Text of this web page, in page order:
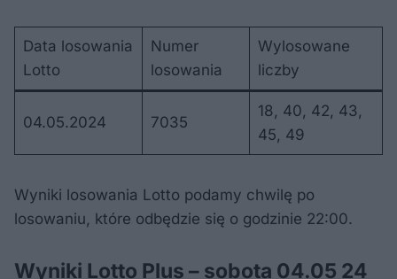
Data losowania
Lotto
Numer
losowania
Wylosowane
liczby
04.05.2024 7035
18, 40, 42, 43,
45, 49
Wyniki losowania Lotto podamy chwilę po
losowaniu, które odbędzie się o godzinie 22:00.
Wyniki Lotto Plus – sobota 04.05 24